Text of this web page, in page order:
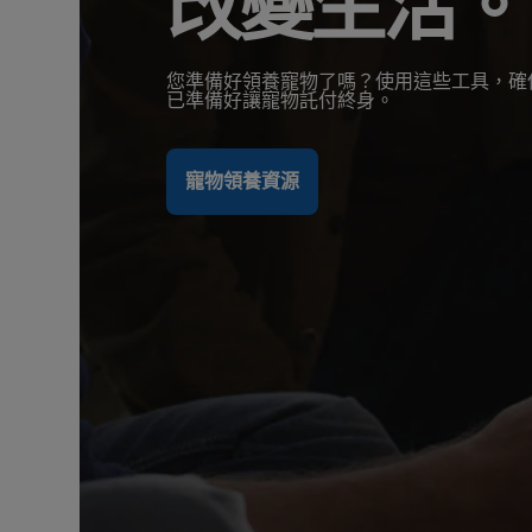
您準備好領養寵物了嗎？使用這些工具，確
已準備好讓寵物託付終身。
寵物領養資源